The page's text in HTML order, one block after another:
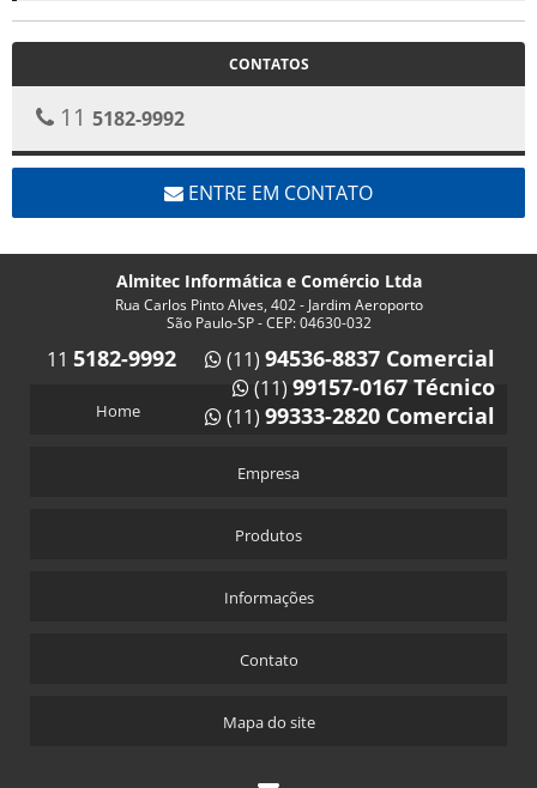
PORTA NEW CLASSIC
CONTATOS
11 5182-9992
ENTRE EM CONTATO
Almitec Informática e Comércio Ltda
Rua Carlos Pinto Alves, 402 - Jardim Aeroporto
São Paulo-SP - CEP: 04630-032
11 5182-9992 (11) 94536-8837 Comercial
(11) 99157-0167 Técnico
(11) 99333-2820 Comercial
Home
Empresa
Produtos
Informações
Contato
Mapa do site